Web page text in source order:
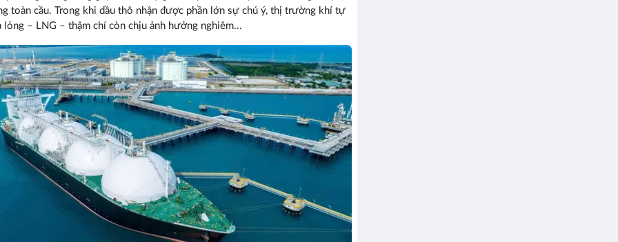
toàn cầu. Trong khi dầu thô nhận được phần lớn sự chú ý, thị trường khí tự
lỏng – LNG – thậm chí còn chịu ảnh hưởng nghiêm...